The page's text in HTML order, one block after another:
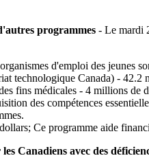
programmes - Le mardi
d'emploi des jeunes
technologique Canada) - 42.2
fins médicales - 4 millions de
des compétences
Ce programme aide
Canadiens avec des